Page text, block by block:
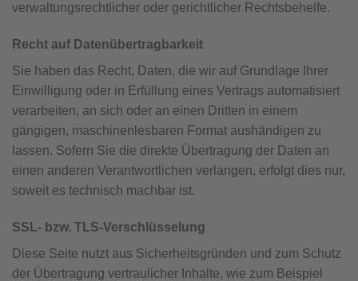
verwaltungsrechtlicher oder gerichtlicher Rechtsbehelfe.
Recht auf Daten­übertrag­barkeit
Sie haben das Recht, Daten, die wir auf Grundlage Ihrer
Einwilligung oder in Erfüllung eines Vertrags automatisiert
verarbeiten, an sich oder an einen Dritten in einem
gängigen, maschinenlesbaren Format aushändigen zu
lassen. Sofern Sie die direkte Übertragung der Daten an
einen anderen Verantwortlichen verlangen, erfolgt dies nur,
soweit es technisch machbar ist.
SSL- bzw. TLS-Verschlüsselung
Diese Seite nutzt aus Sicherheitsgründen und zum Schutz
der Übertragung vertraulicher Inhalte, wie zum Beispiel